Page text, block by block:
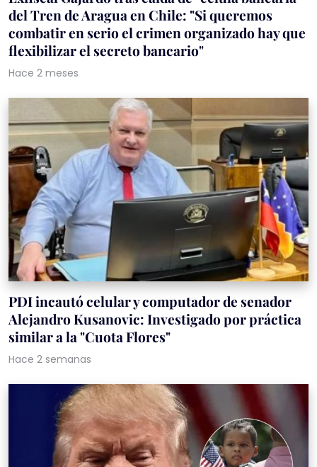
del Tren de Aragua en Chile: "Si queremos
combatir en serio el crimen organizado hay que
flexibilizar el secreto bancario"
Hace 2 meses
PDI incautó celular y computador de senador
Alejandro Kusanovic: Investigado por práctica
similar a la "Cuota Flores"
Hace 2 semanas